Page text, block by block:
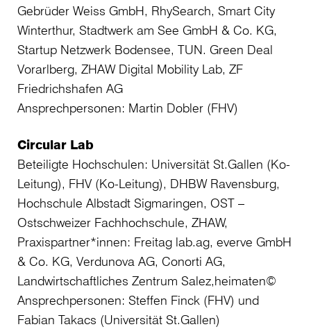
Gebrüder Weiss GmbH, RhySearch, Smart City
Winterthur, Stadtwerk am See GmbH & Co. KG,
Startup Netzwerk Bodensee, TUN. Green Deal
Vorarlberg, ZHAW Digital Mobility Lab, ZF
Friedrichshafen AG
Ansprechpersonen: Martin Dobler (FHV)
Circular Lab
Beteiligte Hochschulen: Universität St.Gallen (Ko-
Leitung), FHV (Ko-Leitung), DHBW Ravensburg,
Hochschule Albstadt Sigmaringen, OST –
Ostschweizer Fachhochschule, ZHAW,
Praxispartner*innen: Freitag lab.ag, everve GmbH
& Co. KG, Verdunova AG, Conorti AG,
Landwirtschaftliches Zentrum Salez,heimaten©
Ansprechpersonen: Steffen Finck (FHV) und
Fabian Takacs (Universität St.Gallen)